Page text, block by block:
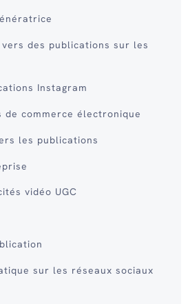
des publications sur les
Instagram
de commerce électronique
les publications
vidéo UGC
sur les réseaux sociaux